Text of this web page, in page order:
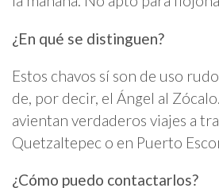
¿En qué se distinguen?
Estos chavos sí son de uso
de, por decir, el Ángel al
avientan verdaderos viajes a
Quetzaltepec o en Puerto
¿Cómo puedo contactarlos?